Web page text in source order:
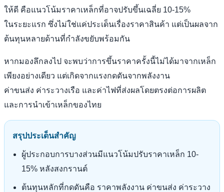
ให้ดี คือแนวโน้มราคาเหล็กที่อาจปรับขึ้นเฉลี่ย 10-15%
ในระยะแรก ซึ่งไม่ใช่แค่ประเด็นเรื่องราคาสินค้า แต่เป็นผลจาก
ต้นทุนหลายด้านที่กำลังขยับพร้อมกัน
หากมองลึกลงไป จะพบว่าการขึ้นราคาครั้งนี้ไม่ได้มาจากเหล็ก
เพียงอย่างเดียว แต่เกิดจากแรงกดดันจากพลังงาน
ค่าขนส่ง ค่าระวางเรือ และค่าไฟที่ส่งผลโดยตรงต่อการผลิต
และการนำเข้าเหล็กของไทย
สรุปประเด็นสำคัญ
ผู้ประกอบการบางส่วนมีแนวโน้มปรับราคาเหล็ก 10-
15% หลังสงกรานต์
ต้นทุนหลักที่กดดันคือ ราคาพลังงาน ค่าขนส่ง ค่าระวาง